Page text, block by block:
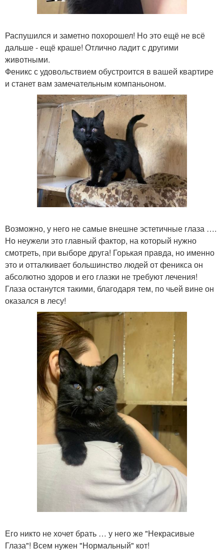
Распушился и заметно похорошел! Но это ещё не всё
дальше - ещё краше! Отлично ладит с другими
животными.
Феникс с удовольствием обустроится в вашей квартире
и станет вам замечательным компаньоном.
Возможно, у него не самые внешне эстетичные глаза ….
Но неужели это главный фактор, на который нужно
смотреть, при выборе друга! Горькая правда, но именно
это и отталкивает большинство людей от феникса он
абсолютно здоров и его глазки не требуют лечения!
Глаза останутся такими, благодаря тем, по чьей вине он
оказался в лесу!
Его никто не хочет брать … у него же "Некрасивые
Глаза"! Всем нужен "Нормальный" кот!